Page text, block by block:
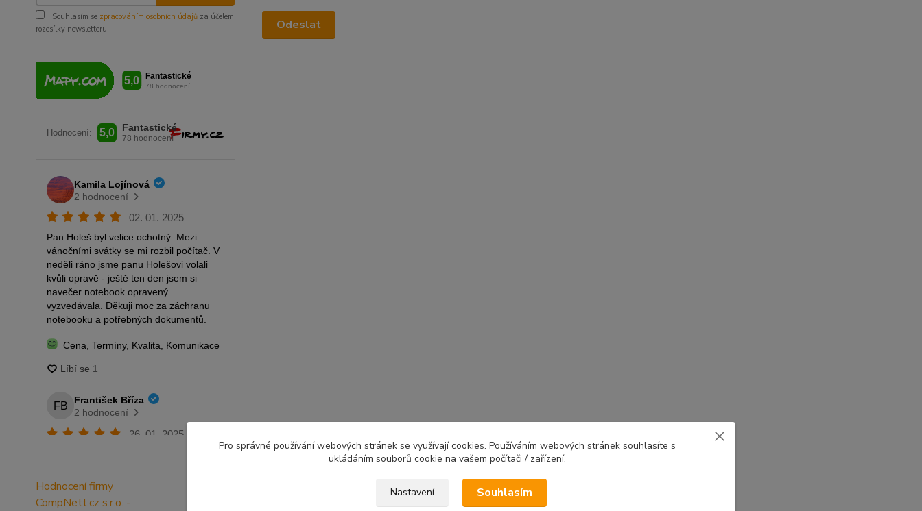
Souhlasím se zpracováním osobních údajů za účelem
rozesílky newsletteru.
Hodnocení firmy
CompNett.cz s.r.o. -
Pro správné používání webových stránek se využívají cookies. Používáním webových stránek souhlasíte s
ukládáním souborů cookie na vašem počítači / zařízení.
Nastavení Souhlasím